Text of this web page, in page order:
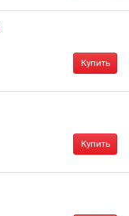
Купить
Купить